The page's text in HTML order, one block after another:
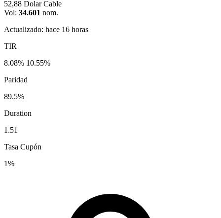
52,88 Dolar Cable
Vol: 34.601 nom.
Actualizado: hace 16 horas
TIR
8.08% 10.55%
Paridad
89.5%
Duration
1.51
Tasa Cupón
1%